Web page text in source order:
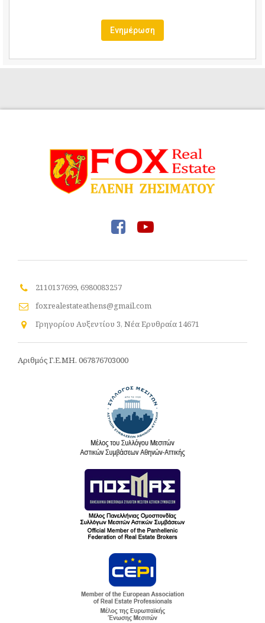
Ενημέρωση
2110137699, 6980083257
foxrealestateathens@gmail.com
Γρηγορίου Αυξεντίου 3, Νέα Ερυθραία 14671
Αριθμός Γ.Ε.ΜΗ. 067876703000